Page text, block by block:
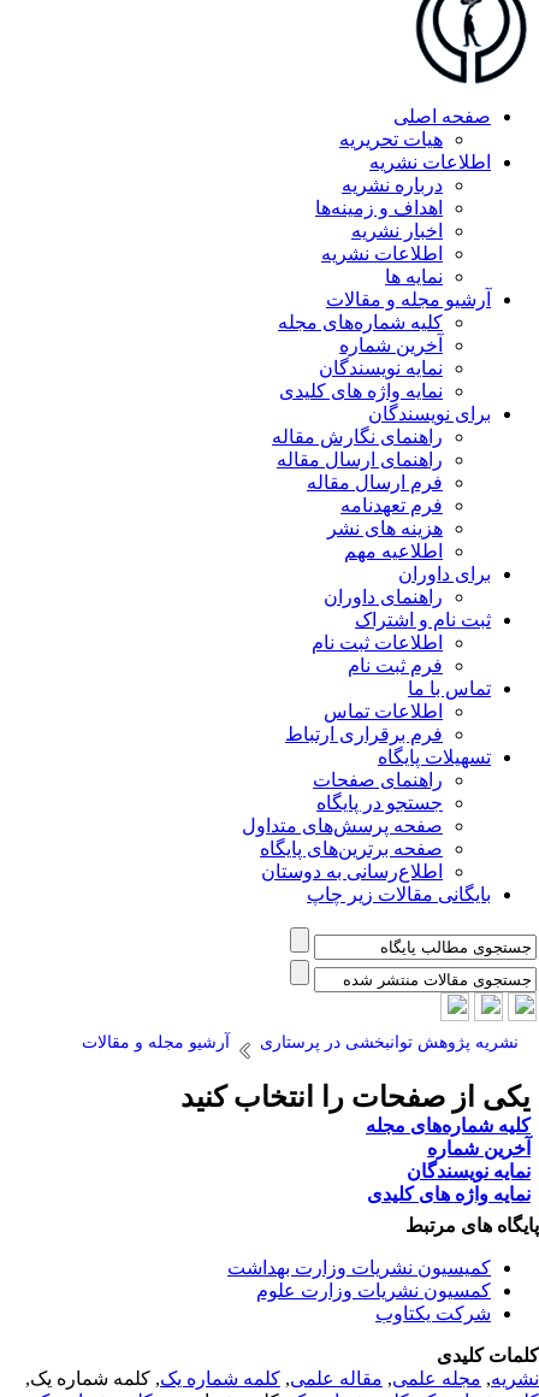
صفحه اصلی
هیات تحریریه
اطلاعات نشریه
درباره نشریه
اهداف و زمینه‌ها
اخبار نشریه
اطلاعات نشریه
نمایه ها
آرشیو مجله و مقالات
کلیه شماره‌های مجله
آخرین شماره
نمایه نویسندگان
نمایه واژه های کلیدی
برای نویسندگان
راهنمای نگارش مقاله
راهنمای ارسال مقاله
فرم ارسال مقاله
فرم تعهدنامه
هزینه های نشر
اطلاعیه مهم
برای داوران
راهنمای داوران
ثبت نام و اشتراک
اطلاعات ثبت نام
فرم ثبت نام
تماس با ما
اطلاعات تماس
فرم برقراری ارتباط
تسهیلات پایگاه
راهنمای صفحات
جستجو در پایگاه
صفحه پرسش‌های متداول
صفحه برترین‌های پایگاه
اطلاع‌رسانی به دوستان
بایگانی مقالات زیر چاپ
نشریه پژوهش توانبخشی در پرستاری آرشیو مجله و مقالات
از صفحات را انتخاب کنید
شماره‌های مجله
شماره
نویسندگان
واژه های کلیدی
های مرتبط
کمیسیون نشریات وزارت بهداشت
کمسیون نشریات وزارت علوم
شرکت یکتاوب
کلیدی
,مجله علمی, مقاله علمی, کلمه شماره یک, کلمه شماره یک,